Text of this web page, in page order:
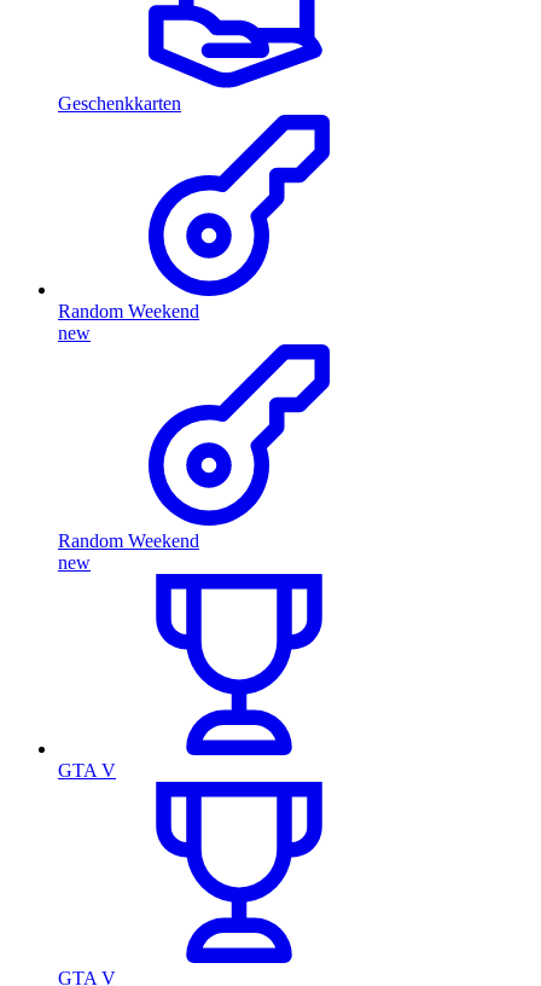
Geschenkkarten
Random Weekend
new
Random Weekend
new
GTA V
GTA V